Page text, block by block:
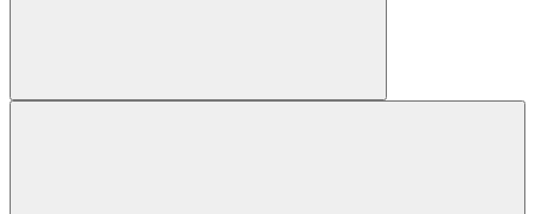
Suchen